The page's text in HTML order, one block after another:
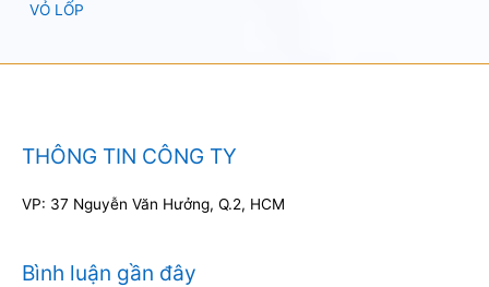
VỎ LỐP
THÔNG TIN CÔNG TY
VP: 37 Nguyễn Văn Hưởng, Q.2, HCM
Bình luận gần đây